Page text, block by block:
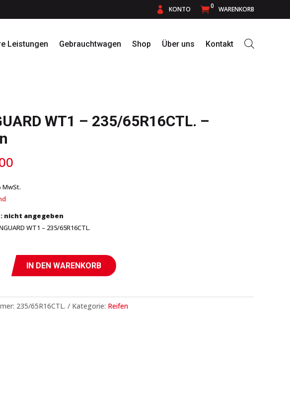
 KONTO 0 WARENKORB
Leistungen Gebrauchtwagen Shop Über uns Kontakt
WT1 – 235/65R16CTL. –
MwSt.
nicht angegeben
WT1 – 235/65R16CTL.
IN DEN WARENKORB
235/65R16CTL. Kategorie: Reifen